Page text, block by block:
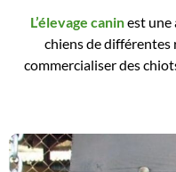
L’élevage caninest une
chiens de différentes
commercialiser des